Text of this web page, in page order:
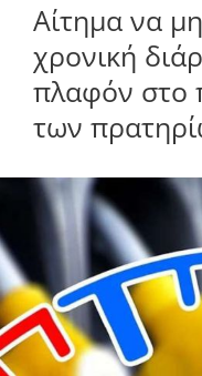
Αίτημα να
χρονική
πλαφόν στο
των